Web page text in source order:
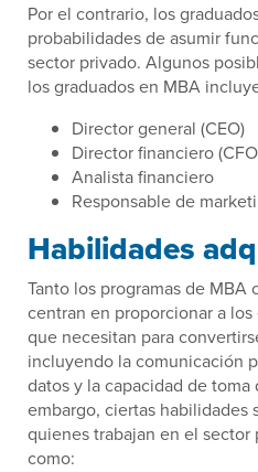
Por el contrario, los
probabilidades de asumir
sector privado. Algunos
los graduados en MBA
Director general (CEO)
Director financiero
Analista financiero
Responsable de
Habilidades
Tanto los programas de MBA
centran en proporcionar a
que necesitan para
incluyendo la comunicación
datos y la capacidad de toma
embargo, ciertas habilidades
quienes trabajan en el
como: